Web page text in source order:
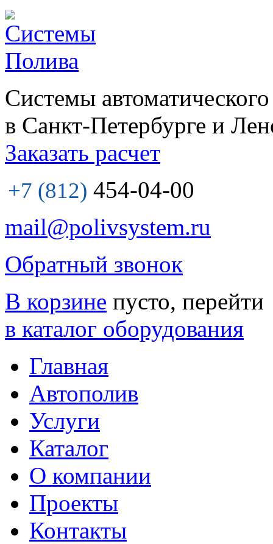
Системы
в Санкт-Петербурге и
Заказать расчет
+7 (812) 454-04-00
mail@polivsystem.ru
Обратный звонок
В корзине пусто, перейти
в каталог оборудования
Главная
Автополив
Услуги
Каталог
О компании
Проекты
Контакты